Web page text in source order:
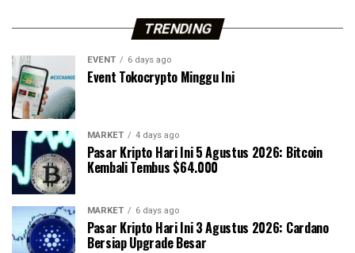
TRENDING
EVENT 6 days ago
Event Tokocrypto Minggu Ini
MARKET 4 days ago
Pasar Kripto Hari Ini 5 Agustus 2026: Bitcoin
Kembali Tembus $64.000
MARKET 6 days ago
Pasar Kripto Hari Ini 3 Agustus 2026: Cardano
Bersiap Upgrade Besar